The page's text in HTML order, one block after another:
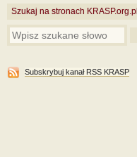
Szukaj na stronach KRASP.org.pl
Subskrybuj kanał RSS KRASP